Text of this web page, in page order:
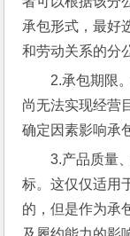
承包形式，最好
和劳动关系的分
2.承包期限
尚无法实现经营
确定因素影响承
3.产品质量
标。这仅仅适用
的，但是作为承